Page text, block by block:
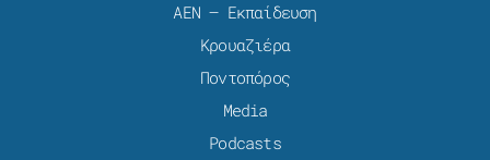
ΑΕΝ – Εκπαίδευση
Κρουαζιέρα
Ποντοπόρος
Media
Podcasts